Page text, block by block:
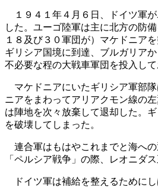
１９４１年４月６日、ドイツ軍が
した。ユーゴ陸軍は主に北方の防
１８及び３０軍団が）マケドニア
ギリシア国境に到達、ブルガリア
不必要な程の大戦車軍団を投入し
マケドニアにいたギリシア軍部隊
ニアをまわってアリアクモン線の
は陣地を次々放棄して退却した。
を破壊してしまった。
連合軍はもはやこれまでと海へ
「ペルシア戦争」の際、レオニダ
ドイツ軍は補給を整えるために